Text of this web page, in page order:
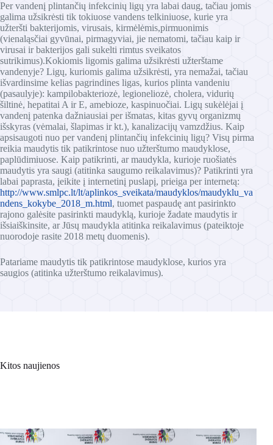
Per vandenį plintančių infekcinių ligų yra labai daug, tačiau jomis
galima užsikrėsti tik tokiuose vandens telkiniuose, kurie yra
užteršti bakterijomis, virusais, kirmėlėmis,pirmuonimis
(vienaląsčiai gyvūnai, pirmagyviai, jie nematomi, tačiau kaip ir
virusai ir bakterijos gali sukelti rimtus sveikatos
sutrikimus).Kokiomis ligomis galima užsikrėsti užterštame
vandenyje? Ligų, kuriomis galima užsikrėsti, yra nemažai, tačiau
išvardinsime kelias pagrindines ligas, kurios plinta vandeniu
(pasaulyje): kampilobakteriozė, legioneliozė, cholera, vidurių
šiltinė, hepatitai A ir E, amebioze, kaspinuočiai. Ligų sukėlėjai į
vandenį patenka dažniausiai per išmatas, kitas gyvų organizmų
išskyras (vėmalai, šlapimas ir kt.), kanalizacijų vamzdžius. Kaip
apsisaugoti nuo per vandenį plintančių infekcinių ligų? Visų pirma
reikia maudytis tik patikrintose nuo užterštumo maudyklose,
paplūdimiuose. Kaip patikrinti, ar maudykla, kurioje ruošiatės
maudytis yra saugi (atitinka saugumo reikalavimus)? Patikrinti yra
labai paprasta, įeikite į internetinį puslapį, prieiga per internetą:
http://www.smlpc.lt/lt/aplinkos_sveikata/maudyklos/maudyklu_va
ndens_kokybe_2018_m.html, tuomet paspaudę ant pasirinkto
rajono galėsite pasirinkti maudyklą, kurioje žadate maudytis ir
išsiaiškinsite, ar Jūsų maudykla atitinka reikalavimus (pateiktoje
nuorodoje rasite 2018 metų duomenis).
Patariame maudytis tik patikrintose maudyklose, kurios yra
saugios (atitinka užterštumo reikalavimus).
Kitos naujienos